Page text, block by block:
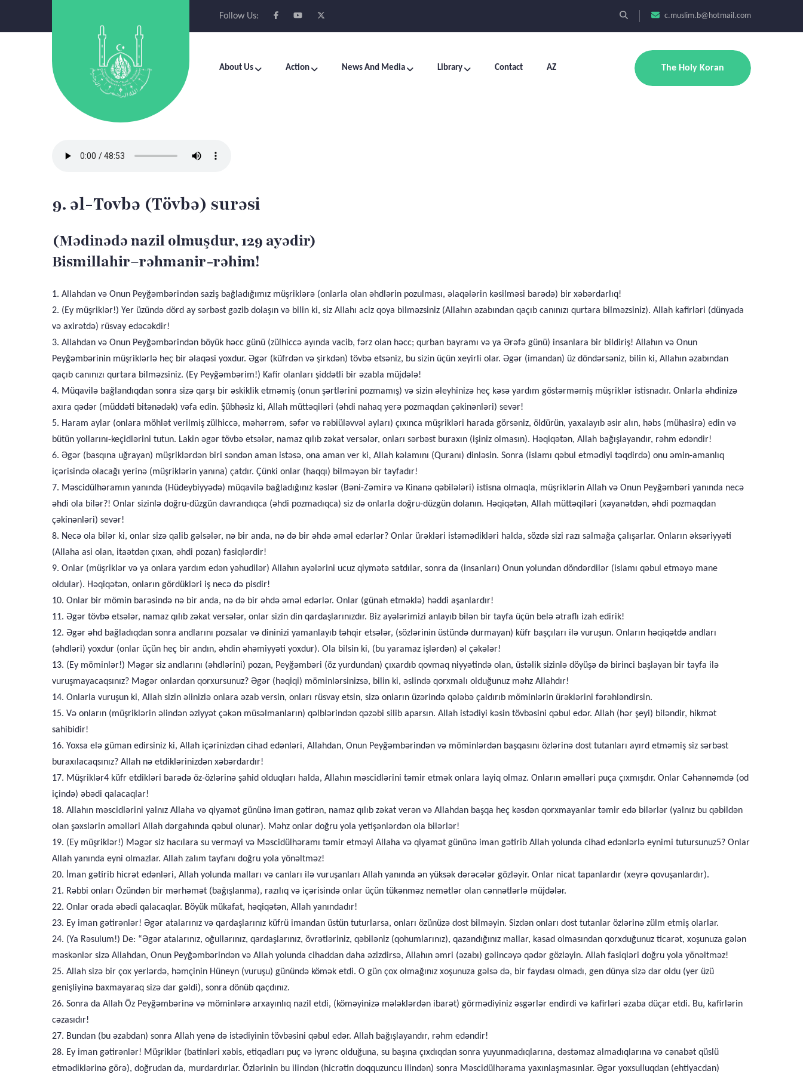
Follow Us: c.muslim.b@hotmail.com
About Us Action News And Media Library Contact AZ The Holy Koran
9. əl-Tovbə (Tövbə) surəsi
(Mədinədə nazil olmuşdur, 129 ayədir)
Bismillahir–rəhmanir-rəhim!
1. Allahdan və Onun Peyğəmbərindən saziş bağladığımız müşriklərə (onlarla olan əhdlərin pozulması, əlaqələrin kəsilməsi barədə) bir xəbərdarlıq!
2. (Ey müşriklər!) Yer üzündə dörd ay sərbəst gəzib dolaşın və bilin ki, siz Allahı aciz qoya bilməzsiniz (Allahın əzabından qaçıb canınızı qurtara bilməzsiniz). Allah kafirləri (dünyada
və axirətdə) rüsvay edəcəkdir!
3. Allahdan və Onun Peyğəmbərindən böyük həcc günü (zülhiccə ayında vacib, fərz olan həcc; qurban bayramı və ya Ərəfə günü) insanlara bir bildiriş! Allahın və Onun
Peyğəmbərinin müşriklərlə heç bir əlaqəsi yoxdur. Əgər (küfrdən və şirkdən) tövbə etsəniz, bu sizin üçün xeyirli olar. Əgər (imandan) üz döndərsəniz, bilin ki, Allahın əzabından
qaçıb canınızı qurtara bilməzsiniz. (Ey Peyğəmbərim!) Kafir olanları şiddətli bir əzabla müjdələ!
4. Müqavilə bağlandıqdan sonra sizə qarşı bir əskiklik etməmiş (onun şərtlərini pozmamış) və sizin əleyhinizə heç kəsə yardım göstərməmiş müşriklər istisnadır. Onlarla əhdinizə
axıra qədər (müddəti bitənədək) vəfa edin. Şübhəsiz ki, Allah müttəqiləri (əhdi nahaq yerə pozmaqdan çəkinənləri) sevər!
5. Haram aylar (onlara möhlət verilmiş zülhiccə, məhərrəm, səfər və rəbiüləvvəl ayları) çıxınca müşrikləri harada görsəniz, öldürün, yaxalayıb əsir alın, həbs (mühasirə) edin və
bütün yollarını-keçidlərini tutun. Lakin əgər tövbə etsələr, namaz qılıb zəkat versələr, onları sərbəst buraxın (işiniz olmasın). Həqiqətən, Allah bağışlayandır, rəhm edəndir!
6. Əgər (basqına uğrayan) müşriklərdən biri səndən aman istəsə, ona aman ver ki, Allah kəlamını (Quranı) dinləsin. Sonra (islamı qəbul etmədiyi təqdirdə) onu əmin-amanlıq
içərisində olacağı yerinə (müşriklərin yanına) çatdır. Çünki onlar (haqqı) bilməyən bir tayfadır!
7. Məscidülhəramın yanında (Hüdeybiyyədə) müqavilə bağladığınız kəslər (Bəni-Zəmirə və Kinanə qəbilələri) istisna olmaqla, müşriklərin Allah və Onun Peyğəmbəri yanında necə
əhdi ola bilər?! Onlar sizinlə doğru-düzgün davrandıqca (əhdi pozmadıqca) siz də onlarla doğru-düzgün dolanın. Həqiqətən, Allah müttəqiləri (xəyanətdən, əhdi pozmaqdan
çəkinənləri) sevər!
8. Necə ola bilər ki, onlar sizə qalib gəlsələr, nə bir anda, nə də bir əhdə əməl edərlər? Onlar ürəkləri istəmədikləri halda, sözdə sizi razı salmağa çalışarlar. Onların əksəriyyəti
(Allaha asi olan, itaətdən çıxan, əhdi pozan) fasiqlərdir!
9. Onlar (müşriklər və ya onlara yardım edən yəhudilər) Allahın ayələrini ucuz qiymətə satdılar, sonra da (insanları) Onun yolundan döndərdilər (islamı qəbul etməyə mane
oldular). Həqiqətən, onların gördükləri iş necə də pisdir!
10. Onlar bir mömin barəsində nə bir anda, nə də bir əhdə əməl edərlər. Onlar (günah etməklə) həddi aşanlardır!
11. Əgər tövbə etsələr, namaz qılıb zəkat versələr, onlar sizin din qardaşlarınızdır. Biz ayələrimizi anlayıb bilən bir tayfa üçün belə ətraflı izah edirik!
12. Əgər əhd bağladıqdan sonra andlarını pozsalar və dininizi yamanlayıb təhqir etsələr, (sözlərinin üstündə durmayan) küfr başçıları ilə vuruşun. Onların həqiqətdə andları
(əhdləri) yoxdur (onlar üçün heç bir andın, əhdin əhəmiyyəti yoxdur). Ola bilsin ki, (bu yaramaz işlərdən) əl çəkələr!
13. (Ey möminlər!) Məgər siz andlarını (əhdlərini) pozan, Peyğəmbəri (öz yurdundan) çıxardıb qovmaq niyyətində olan, üstəlik sizinlə döyüşə də birinci başlayan bir tayfa ilə
vuruşmayacaqsınız? Məgər onlardan qorxursunuz? Əgər (həqiqi) möminlərsinizsə, bilin ki, əslində qorxmalı olduğunuz məhz Allahdır!
14. Onlarla vuruşun ki, Allah sizin əlinizlə onlara əzab versin, onları rüsvay etsin, sizə onların üzərində qələbə çaldırıb möminlərin ürəklərini fərəhləndirsin.
15. Və onların (müşriklərin əlindən əziyyət çəkən müsəlmanların) qəlblərindən qəzəbi silib aparsın. Allah istədiyi kəsin tövbəsini qəbul edər. Allah (hər şeyi) biləndir, hikmət
sahibidir!
16. Yoxsa elə güman edirsiniz ki, Allah içərinizdən cihad edənləri, Allahdan, Onun Peyğəmbərindən və möminlərdən başqasını özlərinə dost tutanları ayırd etməmiş siz sərbəst
buraxılacaqsınız? Allah nə etdiklərinizdən xəbərdardır!
17. Müşriklər4 küfr etdikləri barədə öz-özlərinə şahid olduqları halda, Allahın məscidlərini təmir etmək onlara layiq olmaz. Onların əməlləri puça çıxmışdır. Onlar Cəhənnəmdə (od
içində) əbədi qalacaqlar!
18. Allahın məscidlərini yalnız Allaha və qiyamət gününə iman gətirən, namaz qılıb zəkat verən və Allahdan başqa heç kəsdən qorxmayanlar təmir edə bilərlər (yalnız bu qəbildən
olan şəxslərin əməlləri Allah dərgahında qəbul olunar). Məhz onlar doğru yola yetişənlərdən ola bilərlər!
19. (Ey müşriklər!) Məgər siz hacılara su verməyi və Məscidülhəramı təmir etməyi Allaha və qiyamət gününə iman gətirib Allah yolunda cihad edənlərlə eynimi tutursunuz5? Onlar
Allah yanında eyni olmazlar. Allah zalım tayfanı doğru yola yönəltməz!
20. İman gətirib hicrət edənləri, Allah yolunda malları və canları ilə vuruşanları Allah yanında ən yüksək dərəcələr gözləyir. Onlar nicat tapanlardır (xeyrə qovuşanlardır).
21. Rəbbi onları Özündən bir mərhəmət (bağışlanma), razılıq və içərisində onlar üçün tükənməz nemətlər olan cənnətlərlə müjdələr.
22. Onlar orada əbədi qalacaqlar. Böyük mükafat, həqiqətən, Allah yanındadır!
23. Ey iman gətirənlər! Əgər atalarınız və qardaşlarınız küfrü imandan üstün tuturlarsa, onları özünüzə dost bilməyin. Sizdən onları dost tutanlar özlərinə zülm etmiş olarlar.
24. (Ya Rəsulum!) De: “Əgər atalarınız, oğullarınız, qardaşlarınız, övrətləriniz, qəbiləniz (qohumlarınız), qazandığınız mallar, kasad olmasından qorxduğunuz ticarət, xoşunuza gələn
məskənlər sizə Allahdan, Onun Peyğəmbərindən və Allah yolunda cihaddan daha əzizdirsə, Allahın əmri (əzabı) gəlincəyə qədər gözləyin. Allah fasiqləri doğru yola yönəltməz!
25. Allah sizə bir çox yerlərdə, həmçinin Hüneyn (vuruşu) günündə kömək etdi. O gün çox olmağınız xoşunuza gəlsə də, bir faydası olmadı, gen dünya sizə dar oldu (yer üzü
genişliyinə baxmayaraq sizə dar gəldi), sonra dönüb qaçdınız.
26. Sonra da Allah Öz Peyğəmbərinə və möminlərə arxayınlıq nazil etdi, (köməyinizə mələklərdən ibarət) görmədiyiniz əsgərlər endirdi və kafirləri əzaba düçar etdi. Bu, kafirlərin
cəzasıdır!
27. Bundan (bu əzabdan) sonra Allah yenə də istədiyinin tövbəsini qəbul edər. Allah bağışlayandır, rəhm edəndir!
28. Ey iman gətirənlər! Müşriklər (batinləri xəbis, etiqadları puç və iyrənc olduğuna, su başına çıxdıqdan sonra yuyunmadıqlarına, dəstəmaz almadıqlarına və cənabət qüslü
etmədiklərinə görə), doğrudan da, murdardırlar. Özlərinin bu ilindən (hicrətin doqquzuncu ilindən) sonra Məscidülhərama yaxınlaşmasınlar. Əgər yoxsulluqdan (ehtiyacdan)